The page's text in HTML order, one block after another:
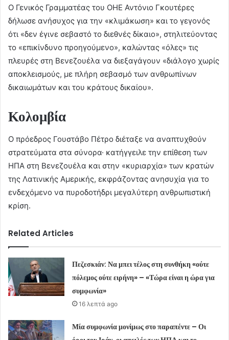
Ο Γενικός Γραμματέας του ΟΗΕ Αντόνιο Γκουτέρες
δήλωσε ανήσυχος για την «κλιμάκωση» και το γεγονός
ότι «δεν έγινε σεβαστό το διεθνές δίκαιο», στηλιτεύοντας
το «επικίνδυνο προηγούμενο», καλώντας «όλες» τις
πλευρές στη Βενεζουέλα να διεξαγάγουν «διάλογο χωρίς
αποκλεισμούς, με πλήρη σεβασμό των ανθρωπίνων
δικαιωμάτων και του κράτους δικαίου».
Κολομβία
Ο πρόεδρος Γουστάβο Πέτρο διέταξε να αναπτυχθούν
στρατεύματα στα σύνορα· κατήγγειλε την επίθεση των
ΗΠΑ στη Βενεζουέλα και στην «κυριαρχία» των κρατών
της Λατινικής Αμερικής, εκφράζοντας ανησυχία για το
ενδεχόμενο να πυροδοτήδρι μεγαλύτερη ανθρωπιστική
κρίση.
Related Articles
Πεζεσκιάν: Να μπει τέλος στη συνθήκη «ούτε
πόλεμος ούτε ειρήνη» – «Τώρα είναι η ώρα για
συμφωνία»
16 λεπτά ago
Μία συμφωνία μονίμως στο παραπέντε – Οι